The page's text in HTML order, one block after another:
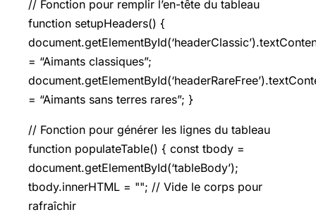
// Fonction pour remplir l’en-tête du tableau
function setupHeaders() {
= “Aimants classiques”;
= “Aimants sans terres rares”; }
// Fonction pour générer les lignes du tableau
function populateTable() { const tbody =
document.getElementById(‘tableBody’);
tbody.innerHTML = ""; // Vide le corps pour
rafraîchir